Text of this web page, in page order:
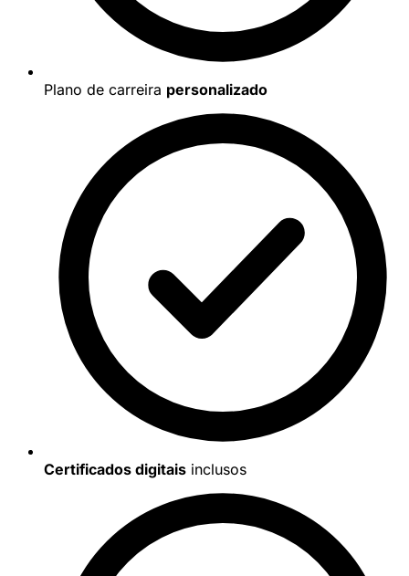
Plano de carreira personalizado
Certificados digitais inclusos